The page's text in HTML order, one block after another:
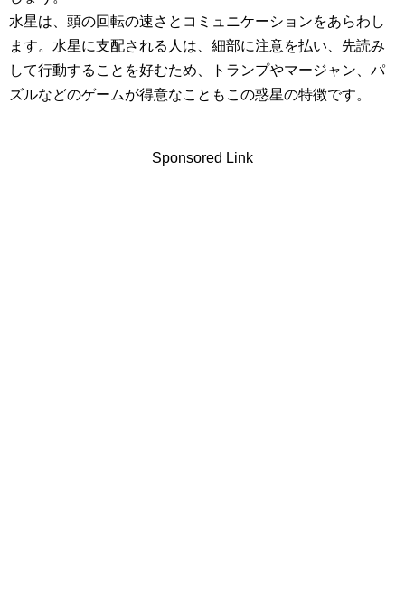
水星は、頭の回転の速さとコミュニケーションをあらわし
ます。水星に支配される人は、細部に注意を払い、先読み
して行動することを好むため、トランプやマージャン、パ
ズルなどのゲームが得意なこともこの惑星の特徴です。
Sponsored Link